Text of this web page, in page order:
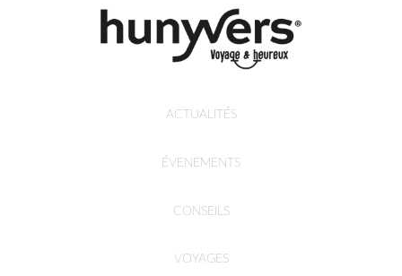
ACTUALITÉS
ÉVENEMENTS
CONSEILS
VOYAGES